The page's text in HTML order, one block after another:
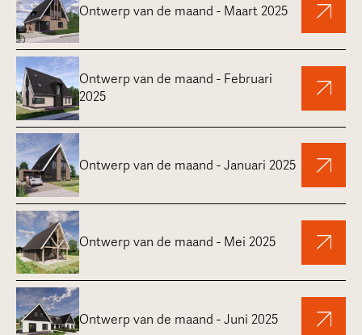
Ontwerp van de maand - Maart 2025
Ontwerp van de maand - Februari
2025
Ontwerp van de maand - Januari 2025
Ontwerp van de maand - Mei 2025
Ontwerp van de maand - Juni 2025